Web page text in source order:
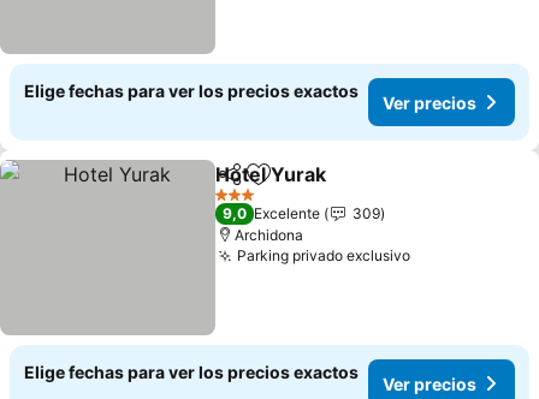
Elige fechas para ver los precios exactos
Ver precios
CompartirAgregar a favoritos
Hotel Yurak
3 Estrellas
9,0 Excelente
309
Archidona
Parking privado exclusivoVer precios
Elige fechas para ver los precios exactos
Ver precios